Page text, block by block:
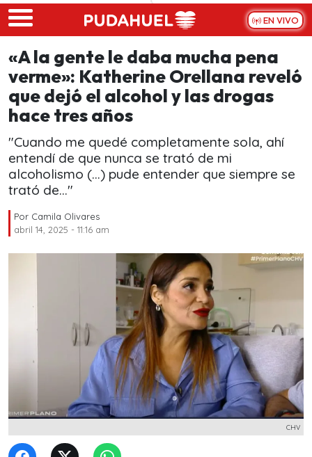
Skip to main content
EN VIVO
«A la gente le daba mucha pena
verme»: Katherine Orellana reveló
que dejó el alcohol y las drogas
hace tres años
"Cuando me quedé completamente sola, ahí
entendí de que nunca se trató de mi
alcoholismo (...) pude entender que siempre se
trató de..."
Por Camila Olivares
abril 14, 2025 - 11:16 am
CHV